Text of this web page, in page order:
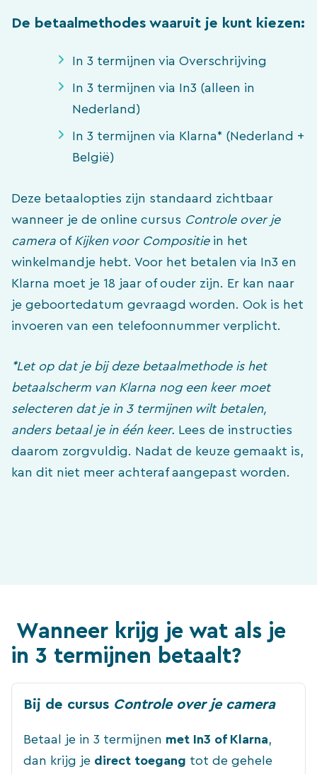
De betaalmethodes waaruit je kunt kiezen:
In 3 termijnen via Overschrijving
In 3 termijnen via In3 (alleen in
Nederland)
In 3 termijnen via Klarna* (Nederland +
België)
Deze betaalopties zijn standaard zichtbaar
wanneer je de online cursus Controle over je
camera of Kijken voor Compositiein het
winkelmandje hebt. Voor het betalen via In3 en
Klarna moet je 18 jaar of ouder zijn. Er kan naar
je geboortedatum gevraagd worden. Ook is het
invoeren van een telefoonnummer verplicht.
*Let op dat je bij deze betaalmethode is het
betaalscherm van Klarna nog een keer moet
selecteren dat je in 3 termijnen wilt betalen,
anders betaal je in één keer. Lees de instructies
daarom zorgvuldig. Nadat de keuze gemaakt is,
kan dit niet meer achteraf aangepast worden.
Wanneer krijg je wat als je
in 3 termijnen betaalt?
Bij de cursus Controle over je camera
Betaal je in 3 termijnen met In3 of Klarna,
dan krijg je direct toegang tot de gehele